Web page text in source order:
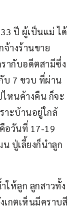
ปี ผู้เป็นแม่ ได้
างร้านขาย
ากับอดีตสามีซึ่ง
บ 7 ขวบ ที่ผ่าน
ไหนค้างคืน ก็จะ
าะบ้านอยู่ใกล้
อวันที่ 17-19
ปู่เลี้ยงก็นำลูก
ให้ลูก ลูกสาวทั้ง
เกตเห็นมีคราบสี